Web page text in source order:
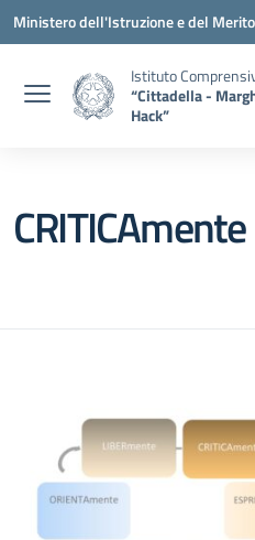
Vai ai contenuti
Vai al menu di navigazione
Vai al footer
Ministero dell'Istruzione e del Merito
Istituto
“Cittadella -
Hack”
CRITICAmente